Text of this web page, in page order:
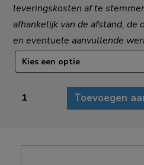
leveringskosten af te
afhankelijk van de afstand, de
en eventuele aanvullende
DoughChef
Toevoegen